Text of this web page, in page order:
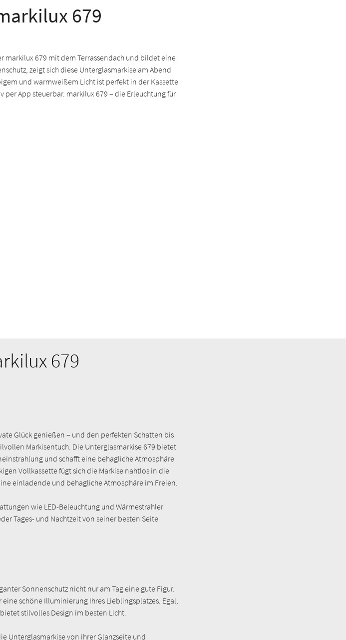
679
markilux 679 mit dem Terrassendach und bildet eine
zeigt sich diese Unterglasmarkise am Abend
und warmweißem Licht ist perfekt in der Kassette
App steuerbar. markilux 679 – die Erleuchtung für
679
Glück genießen – und den perfekten Schatten bis
Markisentuch. Die Unterglasmarkise 679 bietet
und schafft eine behagliche Atmosphäre
Vollkassette fügt sich die Markise nahtlos in die
einladende und behagliche Atmosphäre im Freien.
wie LED-Beleuchtung und Wärmestrahler
Tages- und Nachtzeit von seiner besten Seite
Sonnenschutz nicht nur am Tag eine gute Figur.
schöne Illuminierung Ihres Lieblingsplatzes. Egal,
stilvolles Design im besten Licht.
Unterglasmarkise von ihrer Glanzseite und